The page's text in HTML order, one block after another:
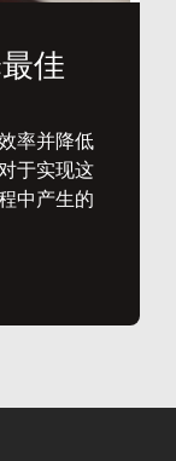
佳
率并降低
于实现这
中产生的